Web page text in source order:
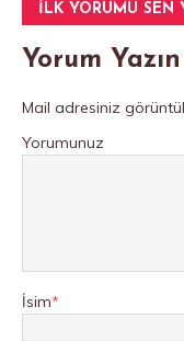
İLK YORUMU SEN
Yorum Yazın
Mail adresiniz
Yorumunuz
İsim*